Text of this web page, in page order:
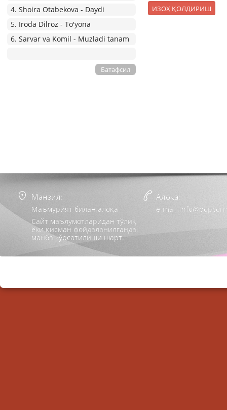
4. Shoira Otabekova - Daydi
5. Iroda Dilroz - To'yona
6. Sarvar va Komil - Muzladi tanam
Батафсил
Манзил:
Маъмурият билан алоқа
Сайт маълумотларидан тўлиқ
ёки қисман фойдаланилганда,
манба кўрсатилиши шарт.
Алоқа:
e-